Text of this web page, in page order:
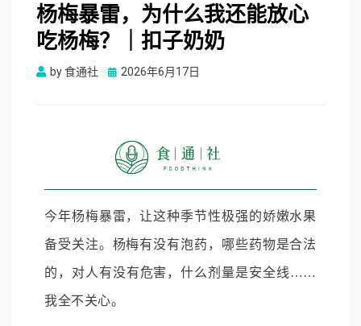
杨梅暴雷，为什么我还能放心
吃杨梅？｜扣子奶奶
by食通社
Posted
2026年6月17日
今年杨梅暴雷，让这种季节性极强的娇嫩水果
备受关注。杨梅有没有泡药，哪些药物是合法
的，对人有没有危害，什么剂量是安全线……
我全不关心。